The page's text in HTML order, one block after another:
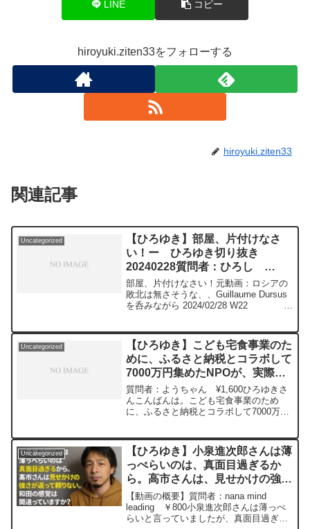
LINE コピー
hiroyuki.ziten33をフォローする
hiroyuki.ziten33
関連記事
Uncategorized
【ひろゆき】部屋、片付けなさ
い！ー ひろゆき切り抜き
20240228質問者：ひろし
￥1,000
部屋、片付けなさい！元動画：ロシアの
敗北は無さそうな、、Guillaume Dursus
を呑みながら 2024/02/28 W22
***************ひろゆきさんの動画で、寄
せられた質問について、一問一答形式に
してみました。過去にこんな質問してる
かな？と気になったことがあれば、下記
のサイトから検索してみてください。
https://hiroyuki-ziten.com/できるだけ、
多くの質問を今後も編集し、アップロー
ドしていきますので、使いやすいと感じ
をよろしくお願いします。
Uncategorized
【ひろゆき】こども宅食事業のた
めに、ふるさと納税とコラボして
7000万円集めたNPOが、実際に
食材購に当ててたのが7000円の
話。どう思われますか?ー ひろ
ゆき切り抜き 20240112
質問者：ようちゃん ¥1,600ひろゆきさ
んこんばんは。こども宅食事業のため
に、ふるさと納税とコラボして7000万円
すが、ひろゆきさんはどう思われますか?
元動画：能登半島に最大同時接続✖️40円
の寄付をするよ、その３。Erdingerを呑
みながら。2024/01/12 V23
https://www.youtube.com/watch?
v=c6MzCMgzBqw2*************************
*****************ひろゆきさんの動画で、寄
せられた質問について、一問一答形式に
Uncategorized
【ひろゆき】小泉進次郎さんは薄
っぺらいのは、真面目過ぎるか
ら。高市さんは、見せかけの強さ
が返って頼りない。和田の感覚は
間違っていますか？ー ひろゆき
切り抜き 20250915
【動画の概要】質問者：nana mind
leading ￥800小泉進次郎さんは薄っぺ
らいと言っていましたが、真面目過ぎる